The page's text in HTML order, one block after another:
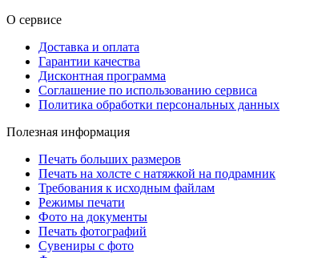
О сервисе
Доставка и оплата
Гарантии качества
Дисконтная программа
Соглашение по использованию сервиса
Политика обработки персональных данных
Полезная информация
Печать больших размеров
Печать на холсте c натяжкой на подрамник
Требования к исходным файлам
Режимы печати
Фото на документы
Печать фотографий
Сувениры с фото